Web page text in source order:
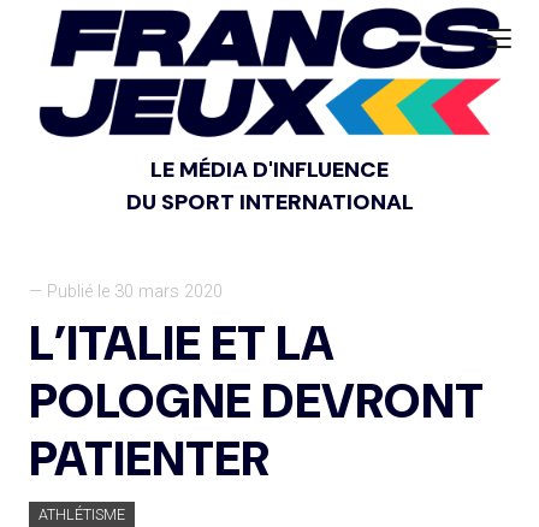
LE MÉDIA D'INFLUENCE
DU SPORT INTERNATIONAL
— Publié le 30 mars 2020
L’ITALIE ET LA
POLOGNE DEVRONT
PATIENTER
ATHLÉTISME